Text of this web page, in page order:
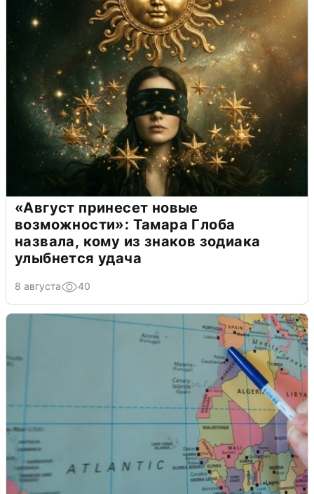
«Август принесет новые
возможности»: Тамара Глоба
назвала, кому из знаков зодиака
улыбнется удача
8 августа 40